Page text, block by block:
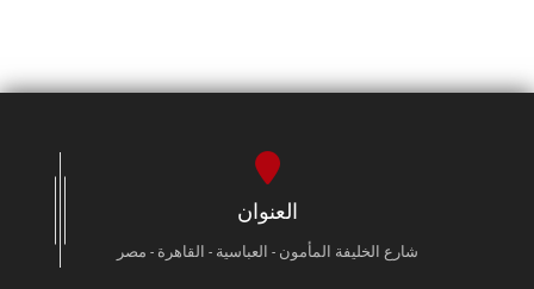
العنوان
شارع الخليفة المأمون - العباسية - القاهرة - مصر